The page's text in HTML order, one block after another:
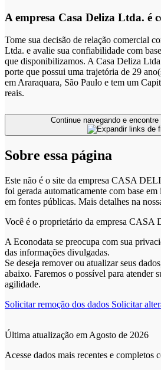
A empresa Casa Deliza Ltda. é
Tome sua decisão de relação comercial
Ltda. e avalie sua confiabilidade com
que disponibilizamos. A Casa Deliza
porte que possui uma trajetória de 29
em Araraquara, São Paulo e tem um
reais.
Sobre essa página
Este não é o site da empresa CASA
foi gerada automaticamente com base
em fontes públicas. Mais detalhes na
Você é o proprietário da empresa
A Econodata se preocupa com sua
das informações divulgadas.
Se deseja remover ou atualizar seus
abaixo. Faremos o possível para atender
agilidade.
Solicitar remoção dos dados Solicitar
Última atualização em Agosto de 2026
Acesse dados mais recentes e completos